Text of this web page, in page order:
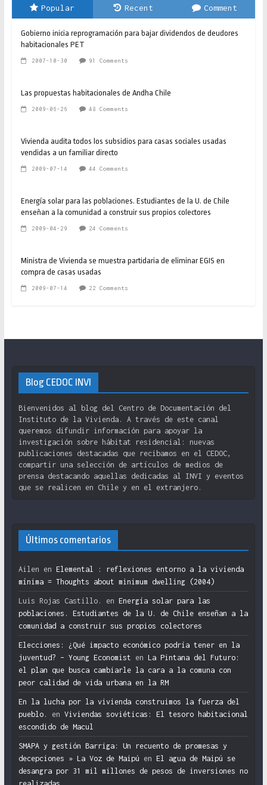
Popular Recent Comment
Gobierno inicia reprogramación para bajar dividendos de deudores
habitacionales PET
2007-10-30 91 Comments
Las propuestas habitacionales de Andha Chile
2009-06-26 48 Comments
Vivienda audita todos los subsidios para casas sociales usadas
vendidas a un familiar directo
2009-07-14 44 Comments
Energía solar para las poblaciones. Estudiantes de la U. de Chile
enseñan a la comunidad a construir sus propios colectores
2009-04-29 24 Comments
Ministra de Vivienda se muestra partidaria de eliminar EGIS en
compra de casas usadas
2009-07-14 22 Comments
Blog CEDOC INVI
Bienvenidos al blog del Centro de Documentación del
Instituto de la Vivienda. A través de este canal
queremos difundir información para apoyar la
investigación sobre hábitat residencial: nuevas
publicaciones destacadas que recibamos en el CEDOC,
compartir una selección de artículos de medios de
prensa destacando aquellas dedicadas al INVI y eventos
que se realicen en Chile y en el extranjero.
Últimos comentarios
Ailen en Elemental : reflexiones entorno a la vivienda
mínima = Thoughts about minimum dwelling (2004)
Luis Rojas Castillo. en Energía solar para las
poblaciones. Estudiantes de la U. de Chile enseñan a la
comunidad a construir sus propios colectores
Elecciones: ¿Qué impacto económico podría tener en la
juventud? – Young Economist en La Pintana del Futuro:
el plan que busca cambiarle la cara a la comuna con
peor calidad de vida urbana en la RM
En la lucha por la vivienda construimos la fuerza del
pueblo.
en Viviendas soviéticas: El tesoro habitacional
escondido de Macul
SMAPA y gestión Barriga: Un recuento de promesas y
decepciones » La Voz de Maipú en El agua de Maipú se
desangra por 31 mil millones de pesos de inversiones no